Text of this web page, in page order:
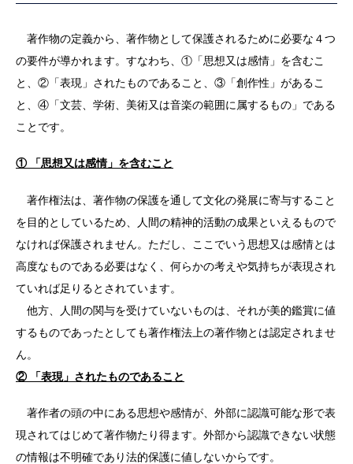
著作物の定義から、著作物として保護されるために必要な４つ
の要件が導かれます。すなわち、①「思想又は感情」を含むこ
と、②「表現」されたものであること、③「創作性」があるこ
と、④「文芸、学術、美術又は音楽の範囲に属するもの」である
ことです。
① 「思想又は感情」を含むこと
著作権法は、著作物の保護を通して文化の発展に寄与すること
を目的としているため、人間の精神的活動の成果といえるもので
なければ保護されません。ただし、ここでいう思想又は感情とは
高度なものである必要はなく、何らかの考えや気持ちが表現され
ていれば足りるとされています。
他方、人間の関与を受けていないものは、それが美的鑑賞に値
するものであったとしても著作権法上の著作物とは認定されませ
ん。
② 「表現」されたものであること
著作者の頭の中にある思想や感情が、外部に認識可能な形で表
現されてはじめて著作物たり得ます。外部から認識できない状態
の情報は不明確であり法的保護に値しないからです。